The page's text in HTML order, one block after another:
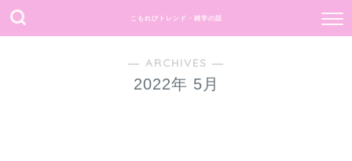
こもれびトレンド・雑学の話
― ARCHIVES ―
2022年 5月